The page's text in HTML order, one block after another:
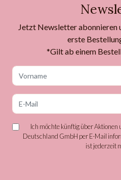
Jetzt Newsletter abonnieren
erste
*Gilt ab einem
Ich möchte künftig über Aktionen
Deutschland GmbH per E-Mail
ist jederzeit